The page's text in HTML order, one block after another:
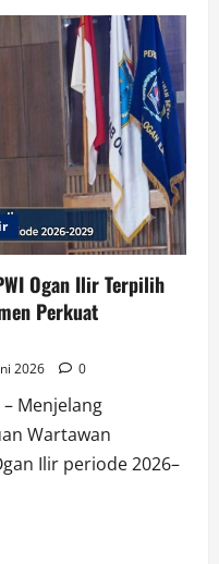
Ogan Ilir Terpilih
Perkuat
2026 0
– Menjelang
Wartawan
Ilir periode 2026–